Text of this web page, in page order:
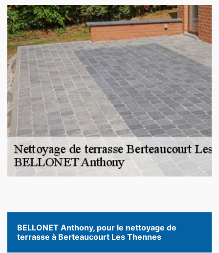
BELLONET Anthony, pour le nettoyage de
terrasse à Berteaucourt Les Thennes